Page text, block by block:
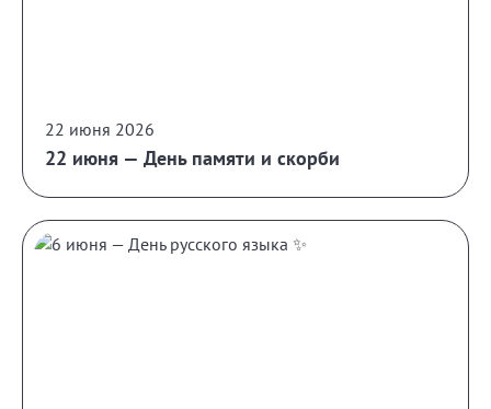
22 июня 2026
22 июня — День памяти и скорби